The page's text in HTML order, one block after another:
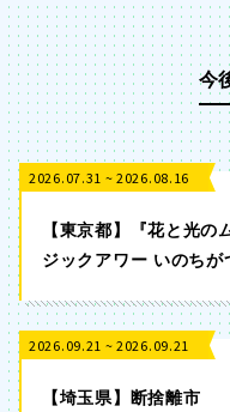
今
2026.07.31 ~ 2026.08.16
【東京都】『花と光
ジックアワー いのちが
2026.09.21 ~ 2026.09.21
【埼玉県】断捨離市